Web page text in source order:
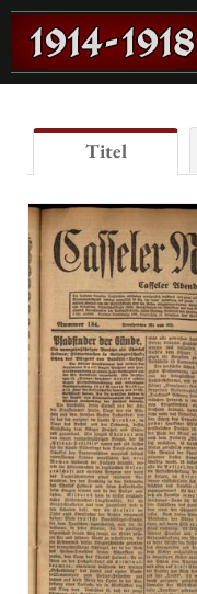
Titel